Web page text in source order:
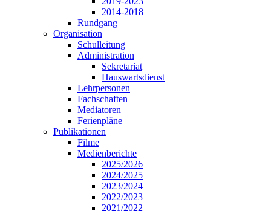
2014-2018
Rundgang
Organisation
Schulleitung
Administration
Sekretariat
Hauswartsdienst
Lehrpersonen
Fachschaften
Mediatoren
Ferienpläne
Publikationen
Filme
Medienberichte
2025/2026
2024/2025
2023/2024
2022/2023
2021/2022